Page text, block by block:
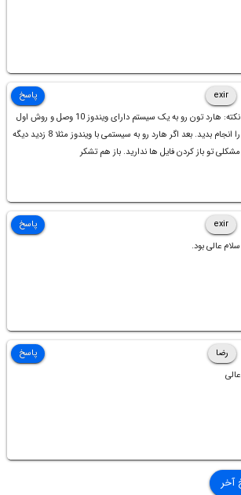
exir
نکته: هارد تون رو به یک سیستم دارای ویندوز 10 وصل و روش اول
را انجام بدید. بعد اگر هارد رو به سیستمی با ویندوز مثلا 8 زدید دیگه
مشکلی تو باز کردن فایل ها ندارید. باز هم تشکر
پاسخ
exir
سلام عالی بود.
پاسخ
رضا
عالی
پاسخ